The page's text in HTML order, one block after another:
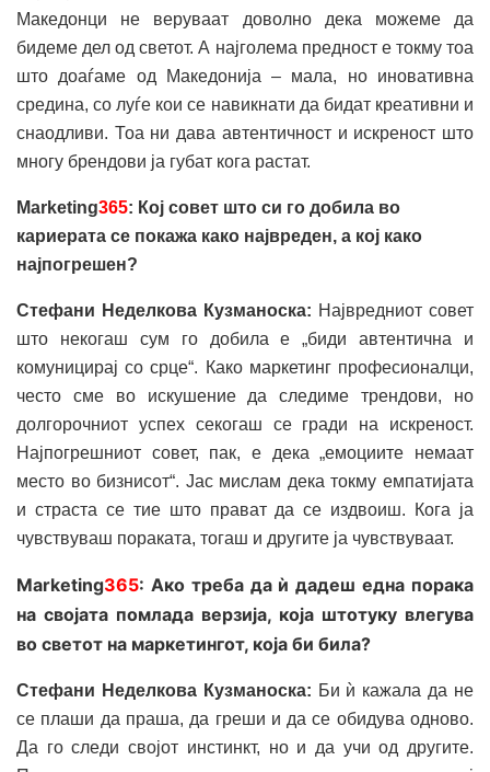
Македонци не веруваат доволно дека можеме да
бидеме дел од светот. А најголема предност е токму тоа
што доаѓаме од Македонија – мала, но иновативна
средина, со луѓе кои се навикнати да бидат креативни и
снаодливи. Тоа ни дава автентичност и искреност што
многу брендови ја губат кога растат.
Marketing365: Кој совет што си го добила во
кариерата се покажа како највреден, а кој како
најпогрешен?
Стефани Неделкова Кузманоска: Највредниот совет
што некогаш сум го добила е „биди автентична и
комуницирај со срце“. Како маркетинг професионалци,
често сме во искушение да следиме трендови, но
долгорочниот успех секогаш се гради на искреност.
Најпогрешниот совет, пак, е дека „емоциите немаат
место во бизнисот“. Јас мислам дека токму емпатијата
и страста се тие што прават да се издвоиш. Кога ја
чувствуваш пораката, тогаш и другите ја чувствуваат.
Marketing365: Ако треба да ѝ дадеш една порака
на својата помлада верзија, која штотуку влегува
во светот на маркетингот, која би била?
Стефани Неделкова Кузманоска: Би ѝ кажала да не
се плаши да праша, да греши и да се обидува одново.
Да го следи својот инстинкт, но и да учи од другите.